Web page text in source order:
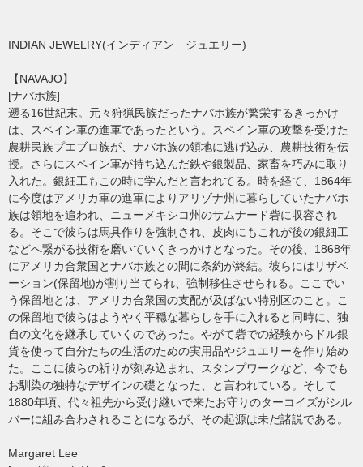
INDIAN JEWELRY(インディアン ジュエリー)
【NAVAJO】
[ナバホ族]
遡る16世紀末。元々狩猟民族だったナバホ族が繁栄するきっかけ
は、スペイン軍の進軍であったという。スペイン軍の攻撃を受けた
農耕民族プエブロ族が、ナバホ族の領地に逃げ込み、農耕技術を伝
授。さらにスペイン軍が持ち込んだ鉄や銀製品、家畜を巧みに取り
入れた。銀細工もこの時に学んだと言われてる。時を経て、1864年
に今度はアメリカ軍の進軍によりアリゾナ州に暮らしていたナバホ
族は領地を追われ、ニューメキシコ州のサムナード砦に収容され
る。そこで彼らは馬具作りを強制され、皮肉にもこれが後の銀細工
などへ繋がる技術を磨いていくきっかけとなった。その後、1868年
にアメリカ合衆国とナバホ族との間に条約が終結。彼らにはリザベ
ーション(保留地)が割り当てられ、強制移住させられる。ここでい
う保留地とは、アメリカ合衆国の支配が及ばない特別区のこと。こ
の保留地で彼らはようやく平穏な暮らしを手に入れると同時に、独
自の文化を継承していくのであった。やがて砦での経験からドル銀
貨を使って自分たちの生活のための実用品やジュエリーを作り始め
た。ここに彼らの祈りが刻み込まれ、スタンプワークなど、今でも
お馴染の独特なデザインの礎となった、と言われている。そして
1880年頃、代々祖先から受け継いで来たお守りのターコイズがシル
バーに組み合わされることになるが、その起源は未だ諸説である。
Margaret Lee